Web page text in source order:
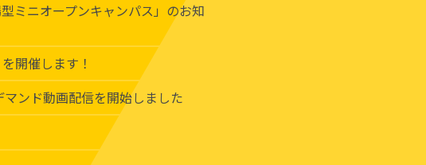
ミニオープンキャンパス」のお知
開催します！
ンド動画配信を開始しました